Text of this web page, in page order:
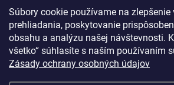
Súbory cookie používame na
prehliadania, poskytovanie
obsahu a analýzu našej návštevnosti.
všetko“ súhlasíte s naším používaním
Zásady ochrany osobných údajov
Stropný sušiak bielizne na balkón: prečo si ho
benefitov si budete chváliť